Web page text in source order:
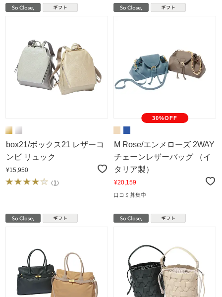
box21/ボックス21 レザーコ
ンビ リュック
¥15,950
（ 1 ）
30%OFF
M Rose/エンメローズ 2WAY
チェーンレザーバッグ （イ
タリア製）
¥20,159
口コミ募集中